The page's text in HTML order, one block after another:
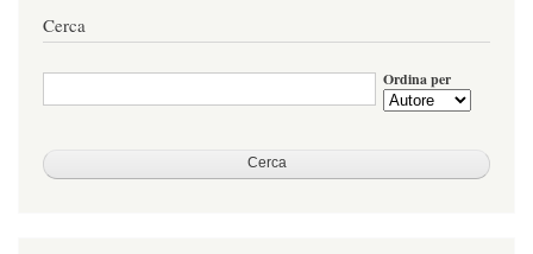
Cerca
Ordina per